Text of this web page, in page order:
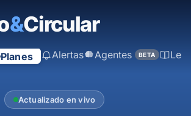
Planes Alertas Agentes BETA
Actualizado en vivo